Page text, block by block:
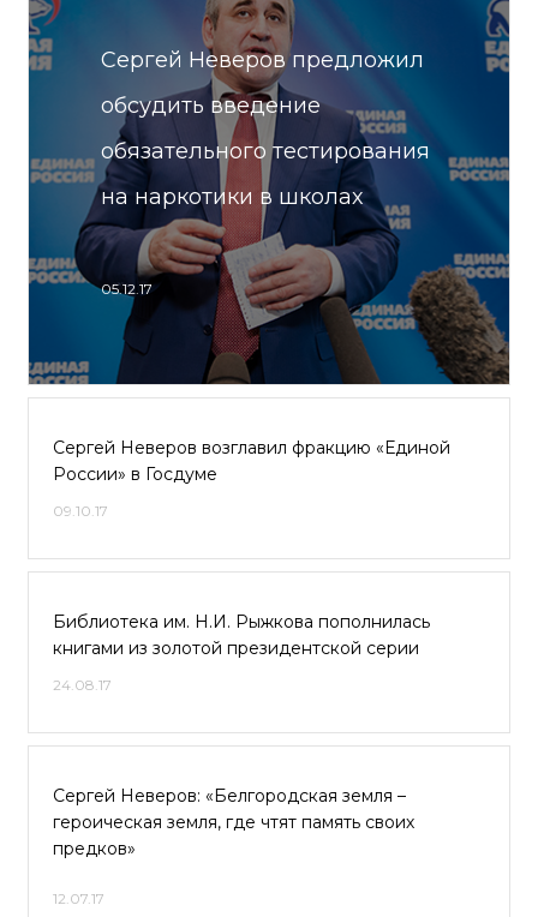
Сергей Неверов предложил
обсудить введение
обязательного тестирования
на наркотики в школах
05.12.17
Сергей Неверов возглавил фракцию «Единой
России» в Госдуме
09.10.17
Библиотека им. Н.И. Рыжкова пополнилась
книгами из золотой президентской серии
24.08.17
Сергей Неверов: «Белгородская земля –
героическая земля, где чтят память своих
предков»
12.07.17